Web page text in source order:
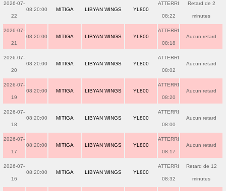
2026-07-
22
08:20:00 MITIGA LIBYAN WINGS YL800
ATTERRI
08:22
Retard de 2
minutes
2026-07-
21
08:20:00 MITIGA LIBYAN WINGS YL800
ATTERRI
08:18
Aucun retard
2026-07-
20
08:20:00 MITIGA LIBYAN WINGS YL800
ATTERRI
08:02
Aucun retard
2026-07-
19
08:20:00 MITIGA LIBYAN WINGS YL800
ATTERRI
08:20
Aucun retard
2026-07-
18
08:20:00 MITIGA LIBYAN WINGS YL800
ATTERRI
08:00
Aucun retard
2026-07-
17
08:20:00 MITIGA LIBYAN WINGS YL800
ATTERRI
08:17
Aucun retard
2026-07-
16
08:20:00 MITIGA LIBYAN WINGS YL800
ATTERRI
08:32
Retard de 12
minutes